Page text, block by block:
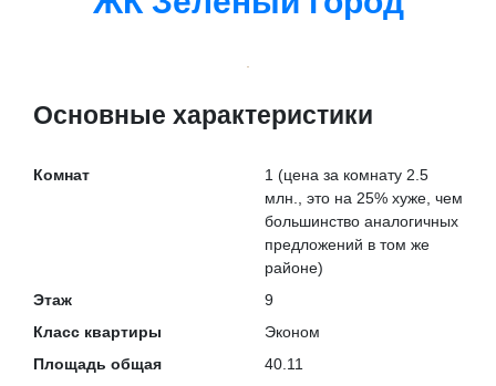
Основные характеристики
Комнат 1 (цена за комнату 2.5
млн., это на 25% хуже , чем
большинство аналогичных
предложений в том же
районе)
Этаж
9
Класс квартиры
Эконом
Площадь общая
40.11